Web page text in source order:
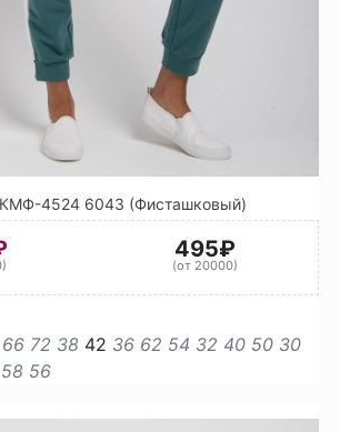
4524 6043 (Фисташковый)
495₽
(от 20000)
66 72 38 42 36 62 54 32 40 50 30
58 56